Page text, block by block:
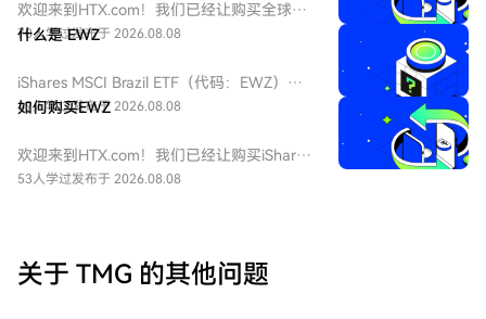
欢迎来到HTX.com！我们已经让购买全球铀
矿开采指数ETF（URNM）变得简单而便捷。
币之旅。第一步：创建您的HTX账户使用您
的电子邮件、手机号码注册一个免费账户在
HTX上。体验无忧的注册过程并解锁所有平
选择您的支付方式信用卡/借记卡购买：使用
您的Visa或Mastercard即时购买全球铀矿开
等流行支付方法以增加便利性。C2C购买：
70人学过发布于 2026.08.08
什么是 EWZ
iShares MSCI Brazil ETF（代码：EWZ），
中文：iShares 巴西 MSCI 指数 ETF，该 ETF
的交易所交易基金。该ETF在纽约证券交易所
（NYSE Arca）上市，旨在追踪MSCI Brazil
年，是衡量巴西市场表现的重要基准。
49人学过发布于 2026.08.08
如何购买EWZ
欢迎来到HTX.com！我们已经让购买iShares
巴西 MSCI 指数 ETF（EWZ）变得简单而便
户在HTX上。体验无忧的注册过程并解锁所
有平台功能。立即注册第二步：前往买币页
53人学过发布于 2026.08.08
关于 TMG 的其他问题